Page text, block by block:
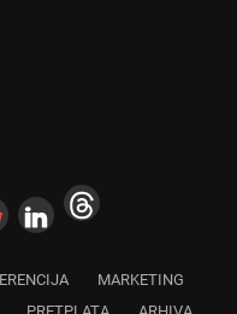
PRETPLATA
KONTAKT